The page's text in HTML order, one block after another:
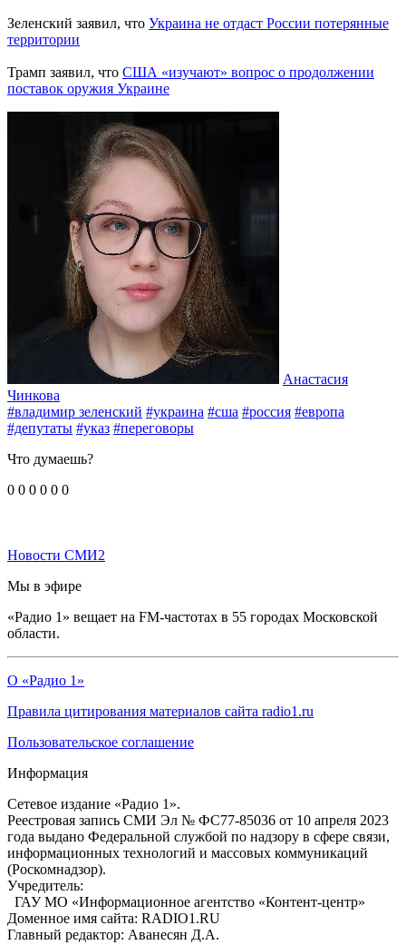
Зеленский заявил, что Украина не отдаст России потерянные
территории
Трамп заявил, что США «изучают» вопрос о продолжении
поставок оружия Украине
Анастасия
Чинкова
#владимир зеленский #украина #сша #россия #европа
#депутаты #указ #переговоры
Что думаешь?
0 0 0 0 0 0
Новости СМИ2
Мы в эфире
«Радио 1» вещает на FM-частотах в 55 городах Московской
области.
О «Радио 1»
Правила цитирования материалов сайта radio1.ru
Пользовательское соглашение
Информация
Сетевое издание «Радио 1».
Реестровая запись СМИ Эл № ФС77-85036 от 10 апреля 2023
года выдано Федеральной службой по надзору в сфере связи,
информационных технологий и массовых коммуникаций
(Роскомнадзор).
Учредитель:
ГАУ МО «Информационное агентство «Контент-центр»
Доменное имя сайта: RADIO1.RU
Главный редактор: Аванесян Д.А.